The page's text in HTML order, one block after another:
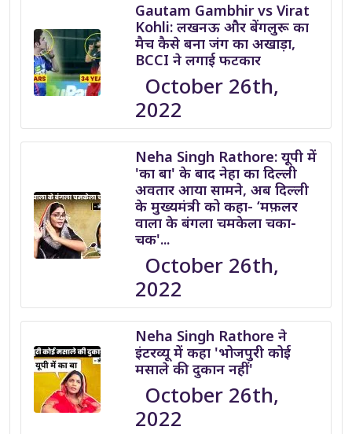
Gautam Gambhir vs Virat
Kohli: लखनऊ और बेंगलुरू का
मैच कैसे बना जंग का अखाड़ा,
BCCI ने लगाई फटकार
October 26th,
2022
Neha Singh Rathore: यूपी में
'का बा' के बाद नेहा का दिल्ली
अवतार आया सामने, अब दिल्ली
के मुख्यमंत्री को कहा- ‘मफ़लर
वाला के बंगला चमकेला चका-
चक'...
October 26th,
2022
Neha Singh Rathore ने
इंटरव्यू में कहा 'भोजपुरी कोई
मसाले की दुकान नहीं'
October 26th,
2022